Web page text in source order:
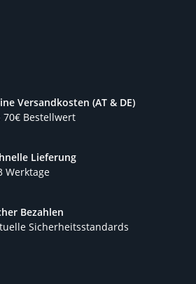
Versandkosten (AT & DE)
70€ Bestellwert
Lieferung
Werktage
Bezahlen
Sicherheitsstandards